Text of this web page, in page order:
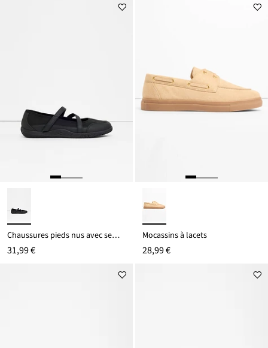
Chaussures pieds nus avec semelle souple
31,99 €
Mocassins à lacets
28,99 €